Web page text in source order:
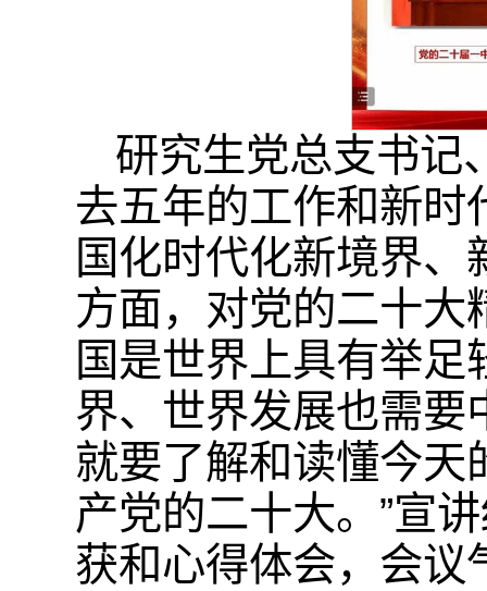
研究生党总支书记
去五年的工作和新时
国化时代化新境界
方面，对党的二十大
国是世界上具有举
界、世界发展也需要
就要了解和读懂今天
产党的二十大。”宣
获和心得体会，会议